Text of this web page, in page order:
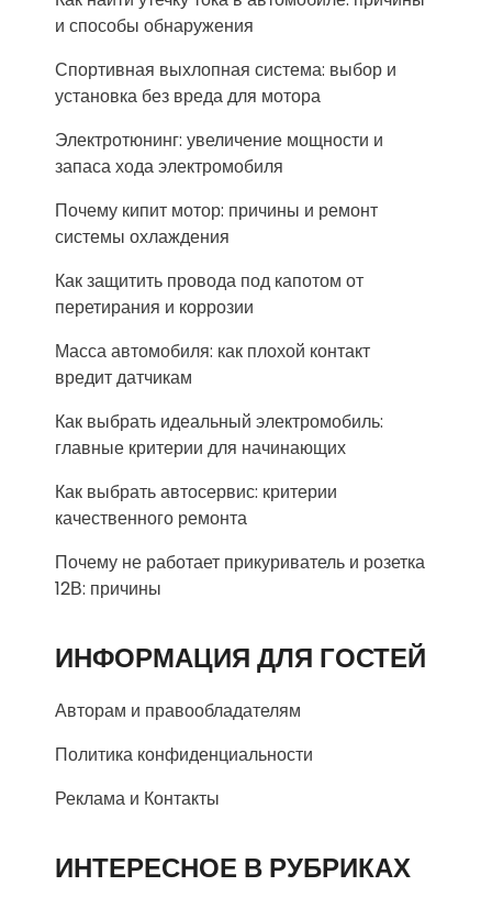
и способы обнаружения
Спортивная выхлопная система: выбор и
установка без вреда для мотора
Электротюнинг: увеличение мощности и
запаса хода электромобиля
Почему кипит мотор: причины и ремонт
системы охлаждения
Как защитить провода под капотом от
перетирания и коррозии
Масса автомобиля: как плохой контакт
вредит датчикам
Как выбрать идеальный электромобиль:
главные критерии для начинающих
Как выбрать автосервис: критерии
качественного ремонта
Почему не работает прикуриватель и розетка
12В: причины
ИНФОРМАЦИЯ ДЛЯ ГОСТЕЙ
Авторам и правообладателям
Политика конфиденциальности
Реклама и Контакты
ИНТЕРЕСНОЕ В РУБРИКАХ